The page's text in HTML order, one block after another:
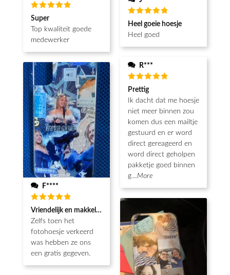
Waardering
5uit 5
Super
Top kwaliteit goede
medewerker
F****
Waardering
5 uit 5
Vriendelijk en makkelijk
Zelfs toen het
fotohoesje verkeerd
was hebben ze ons
een gratis gegeven.
Waardering
5uit 5
Heel goeie hoesje
Heel goed
R***
Waardering
5 uit 5
Prettig
Ik dacht dat me hoesje
niet meer binnen zou
komen dus een mailtje
gestuurd en er word
direct gereageerd en
word direct geholpen
pakketje goed binnen
g ...More